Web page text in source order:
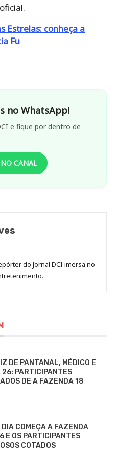
Estrelas: conheça a
Fu
no WhatsApp!
e fique por dentro de
CANAL
do Jornal DCI imersa no
DE PANTANAL, MÉDICO E
26: PARTICIPANTES
DE A FAZENDA 18
DIA COMEÇA A FAZENDA
E OS PARTICIPANTES
COTADOS